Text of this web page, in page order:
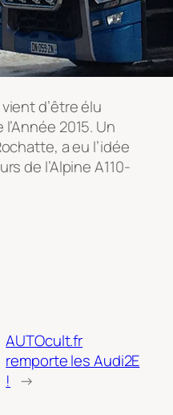
d’être élu
2015. Un
a eu l’idée
de l’Alpine A110-
AUTOcult.fr
remporte les Audi2E
! →